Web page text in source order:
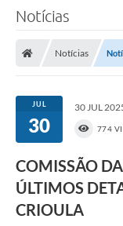
Publicações /
Secretarias
Expocal, Festa do
Contato
Notícias
Notícias
JUL
30
30 JUL
774
COMISSÃO
ÚLTIMOS
CRIOULA